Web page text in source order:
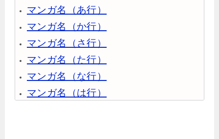
マンガ名（あ行）
マンガ名（か行）
マンガ名（さ行）
マンガ名（た行）
マンガ名（な行）
マンガ名（は行）